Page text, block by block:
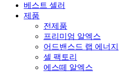
베스트 셀러
제품
전제품
프리미엄 알엑스
어드밴스드 랩 에너지
셀 팩토리
에스떼 알엑스